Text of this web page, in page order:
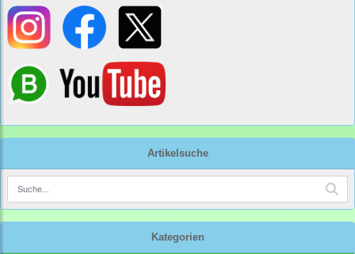
Artikelsuche
Kategorien